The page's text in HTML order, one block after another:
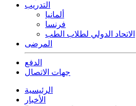
التدريب
ألمانيا
فرنسا
الاتحاد الدولي لطلاب الطب
المرضى
الدفع
جهات الاتصال
الرئيسية
الأخبار